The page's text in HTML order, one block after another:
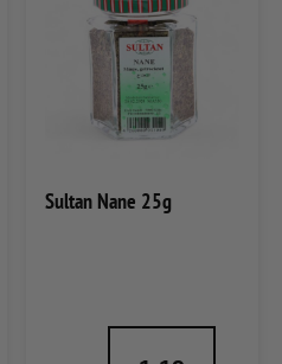
Sultan Nane 25g